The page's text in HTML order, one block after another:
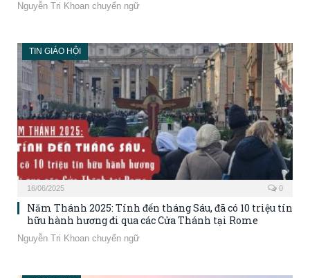
Nguyễn Tri Khoan chuyển ngữ
TIN GIÁO HỘI
16/06/2025 0
Năm Thánh 2025: Tính đến tháng Sáu, đã có 10 triệu tín
hữu hành hương đi qua các Cửa Thánh tại Rome
Nguyễn Tri Khoan chuyển ngữ